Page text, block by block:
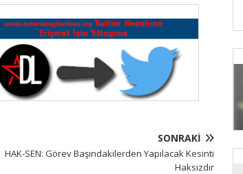
SONRAKI
HAK-SEN: Görev Başındakilerden Yapılacak Kesinti
Haksızdır